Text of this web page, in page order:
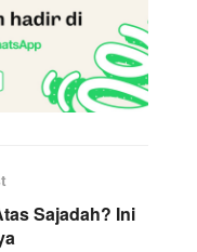
Sajadah? Ini